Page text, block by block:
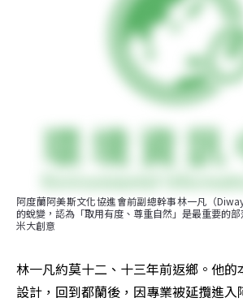
阿度蘭阿美斯文化協進會前副總幹事林一凡（
的蛻變，認為「取用有度、尊重自然」是最重要的部
米大創意
林一凡約莫十二、十三年前返鄉。他的
設計，回到都蘭後，因專業被延攬進入